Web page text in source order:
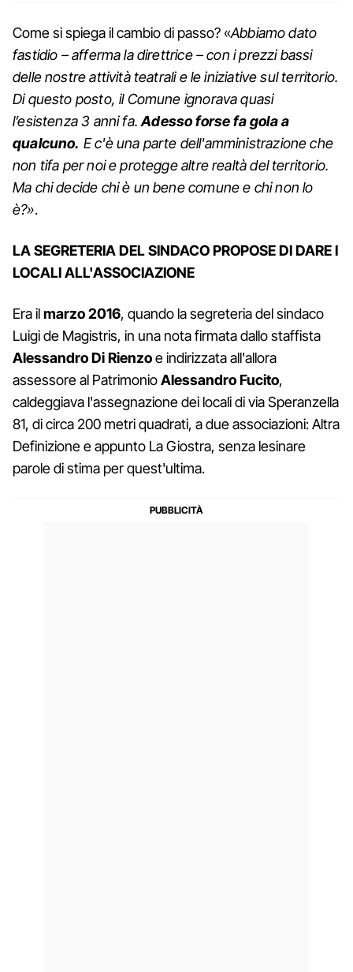
Come si spiega il cambio di passo? «Abbiamo dato
fastidio – afferma la direttrice – con i prezzi bassi
delle nostre attività teatrali e le iniziative sul territorio.
Di questo posto, il Comune ignorava quasi
l’esistenza 3 anni fa.Adesso forse fa gola a
qualcuno. E c'è una parte dell'amministrazione che
non tifa per noi e protegge altre realtà del territorio.
Ma chi decide chi è un bene comune e chi non lo
è?».
LA SEGRETERIA DEL SINDACO PROPOSE DI DARE I
LOCALI ALL'ASSOCIAZIONE
Era ilmarzo 2016, quando la segreteria del sindaco
Luigi de Magistris, in una nota firmata dallo staffista
Alessandro Di Rienzoe indirizzata all'allora
assessore al PatrimonioAlessandro Fucito,
caldeggiava l'assegnazione dei locali di via Speranzella
81, di circa 200 metri quadrati, a due associazioni: Altra
Definizione e appunto La Giostra, senza lesinare
parole di stima per quest'ultima.